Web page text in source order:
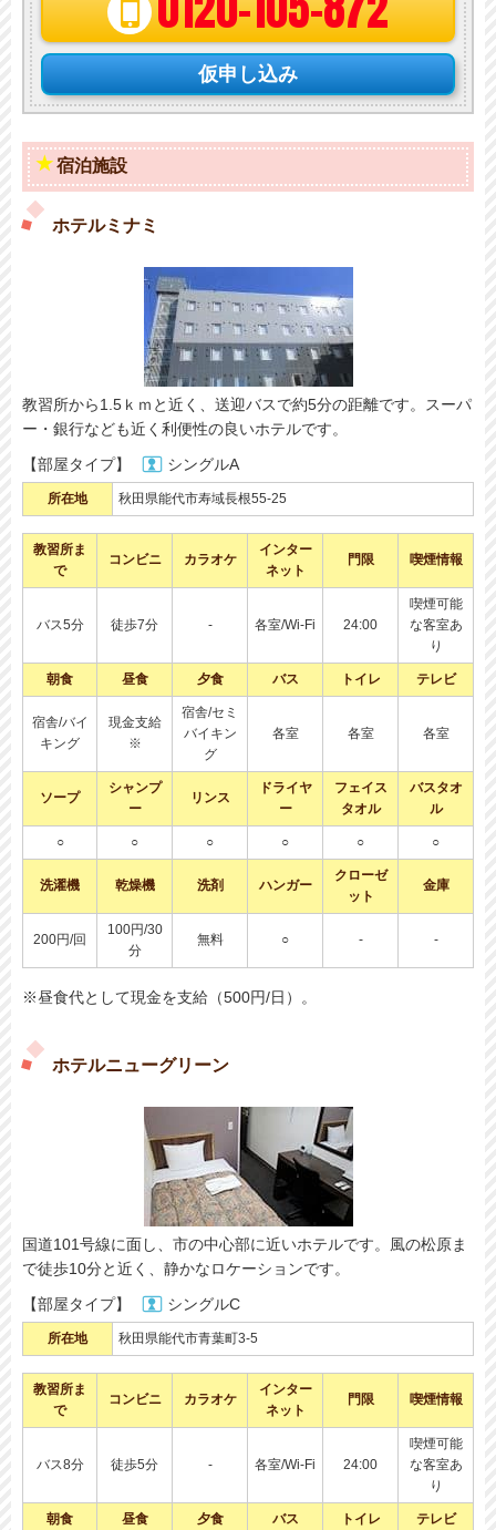
仮申し込み
宿泊施設
ホテルミナミ
教習所から1.5ｋｍと近く、送迎バスで約5分の距離です。スーパ
ー・銀行なども近く利便性の良いホテルです。
【部屋タイプ】
シングルA
所在地 秋田県能代市寿域長根55-25
教習所ま
で
コンビニ カラオケ
インター
ネット
門限 喫煙情報
バス5分 徒歩7分 - 各室/Wi-Fi 24:00
喫煙可能
な客室あ
り
朝食 昼食 夕食 バス トイレ テレビ
宿舎/バイ
キング
現金支給
※
宿舎/セミ
バイキン
グ
各室 各室 各室
ソープ
シャンプ
ー
リンス
ドライヤ
ー
フェイス
タオル
バスタオ
ル
○ ○ ○ ○ ○ ○
洗濯機 乾燥機 洗剤 ハンガー
クローゼ
ット
金庫
200円/回
100円/30
分
無料 ○ - -
※昼食代として現金を支給（500円/日）。
ホテルニューグリーン
国道101号線に面し、市の中心部に近いホテルです。風の松原ま
で徒歩10分と近く、静かなロケーションです。
【部屋タイプ】
シングルC
所在地 秋田県能代市青葉町3-5
教習所ま
で
コンビニ カラオケ
インター
ネット
門限 喫煙情報
バス8分 徒歩5分 - 各室/Wi-Fi 24:00
喫煙可能
な客室あ
り
朝食 昼食 夕食 バス トイレ テレビ